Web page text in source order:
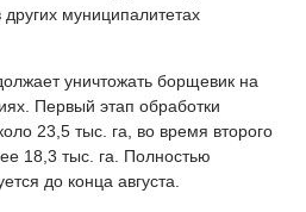
муниципалитетах
уничтожать борщевик на
Первый этап обработки
23,5 тыс. га, во время второго
18,3 тыс. га. Полностью
до конца августа.